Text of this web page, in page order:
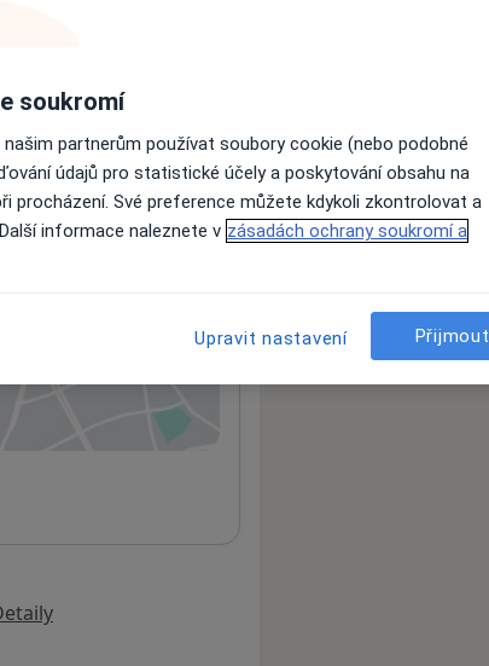
svých službách.
záložce
soukromí
partnerům používat soubory cookie (nebo podobné
údajů pro statistické účely a poskytování obsahu na
procházení. Své preference můžete kdykoli zkontrolovat a
informace naleznete v zásadách ochrany soukromí a
Upravit nastavení Přijmout